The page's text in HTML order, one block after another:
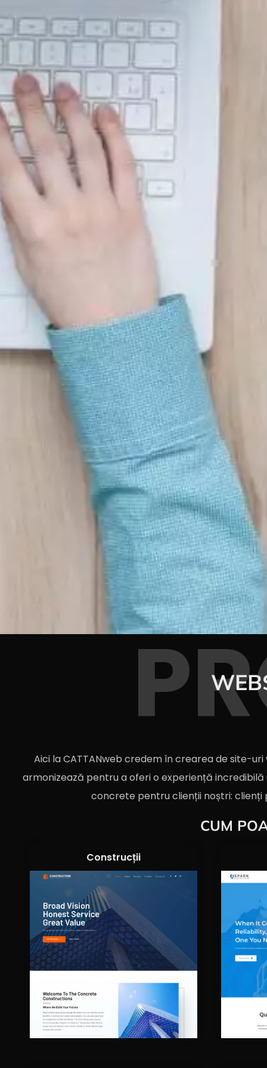
Aici la CATTANweb credem în crearea de site-
armonizează pentru a oferi o experiență
concrete pentru clienții noștri: clienți
CUM
Construcții